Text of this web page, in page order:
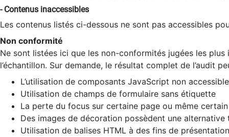
- Contenus inaccessibles
Les contenus listés ci-dessous ne sont pas accessibles
Non conformité
Ne sont listées ici que les non-conformités jugées les
l’échantillon. Sur demande, le résultat complet de l’audit
L’utilisation de composants JavaScript non
Utilisation de champs de formulaire sans étiquette
La perte du focus sur certaine page ou même
Des images de décoration possèdent une alternative
Utilisation de balises HTML à des fins de